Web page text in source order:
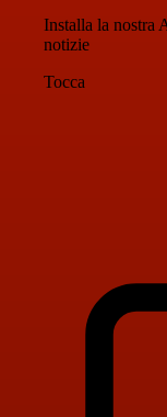
Installa la nostra
notizie
Tocca